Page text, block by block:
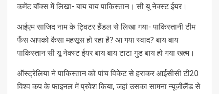
कमेंट बॉक्स में लिखा- बाय बाय पाकिस्तान। सी यू नेक्स्ट ईयर।
आईएम साजिद नाम के ट्विटर हैंडल से लिखा गया- पाकिस्तानी टीम
फैंस आपको कैसा महसूस हो रहा है? आ गया स्वाद? बाय बाय
पाकिस्तान सी यू नेक्स्ट ईयर बाय बाय टाटा गुड बाय हो गया खत्म।
ऑस्ट्रेलिया ने पाकिस्तान को पांच विकेट से हराकर आईसीसी टी20
विश्व कप के फाइनल में प्रवेश किया, जहां उसका सामना न्यूजीलैंड से